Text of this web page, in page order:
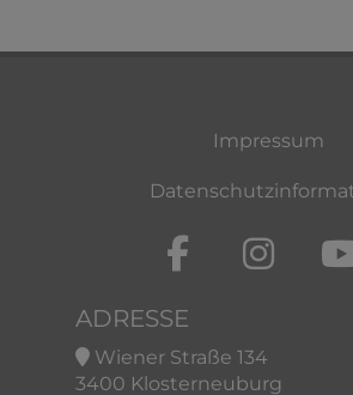
Impressum
ADRESSE
Wiener Straße 134
3400 Klosterneuburg